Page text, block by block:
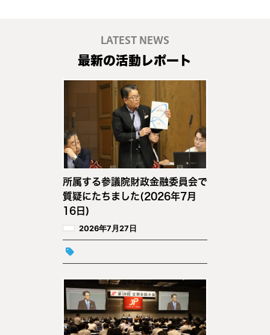
LATEST NEWS
最新の活動レポート
所属する参議院財政金融委員会で
質疑にたちました(2026年7月
16日)
2026年7月27日